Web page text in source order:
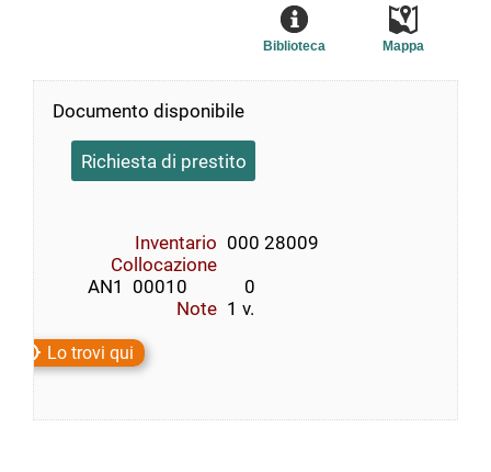
Mappa
Biblioteca
Documento disponibile
Richiesta di prestito
Inventario 000 28009
Collocazione
        AN1  00010             0
Note 1 v.
Lo trovi qui